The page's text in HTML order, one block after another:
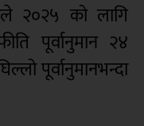
२०२५ को लागि
पूर्वानुमान २४
पूर्वानुमानभन्दा